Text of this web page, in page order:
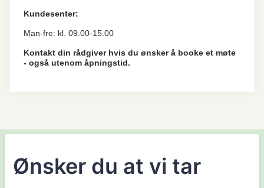
Kundesenter:
Man-fre: kl. 09.00-15.00
Kontakt din rådgiver hvis du ønsker å booke et møte
- også utenom åpningstid.